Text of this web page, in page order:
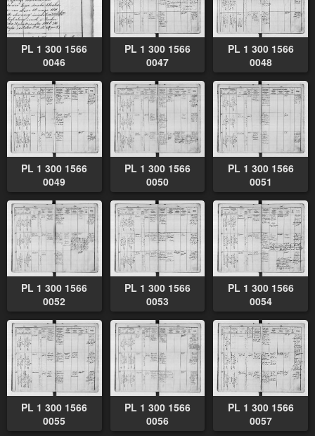
PL 1 300 1566
0046
PL 1 300 1566
0047
PL 1 300 1566
0048
PL 1 300 1566
0049
PL 1 300 1566
0050
PL 1 300 1566
0051
PL 1 300 1566
0052
PL 1 300 1566
0053
PL 1 300 1566
0054
PL 1 300 1566
0055
PL 1 300 1566
0056
PL 1 300 1566
0057